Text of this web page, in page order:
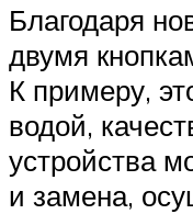
Благодаря
двумя
К примеру,
водой,
устройства
и замена,